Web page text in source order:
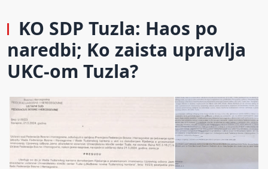
KO SDP Tuzla: Haos po
naredbi; Ko zaista upravlja
UKC-om Tuzla?